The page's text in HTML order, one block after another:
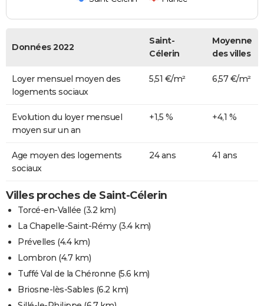
Données 2022
Saint-
Célerin
Moyenne
des villes
Loyer mensuel moyen des
logements sociaux
5,51 €/m² 6,57 €/m²
Evolution du loyer mensuel
moyen sur un an
+1,5 % +4,1 %
Age moyen des logements
sociaux
24 ans 41 ans
Villes proches de Saint-Célerin
Torcé-en-Vallée (3.2 km)
La Chapelle-Saint-Rémy(3.4 km)
Prévelles (4.4 km)
Lombron (4.7 km)
Tuffé Val de la Chéronne (5.6 km)
Briosne-lès-Sables (6.2 km)